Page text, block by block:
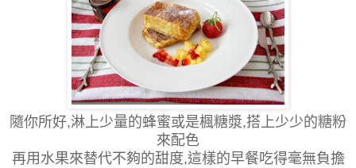
隨你所好,淋上少量的蜂蜜或是楓糖漿,搭上少少的糖粉
來配色
再用水果來替代不夠的甜度,這樣的早餐吃得毫無負擔